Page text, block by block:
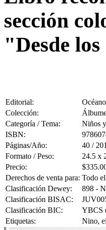
sección
"Desde
Editorial:
Colección:
Categoría / Tema:
Niños
ISBN:
Páginas/Año:
40 /
Formato / Peso:
24.5 x
Precio:
Derechos de venta para: Todo
Clasificación Dewey:
898 -
Clasificación BISAC:
Clasificación BIC:
YBCS
Etiquetas:
Nino,